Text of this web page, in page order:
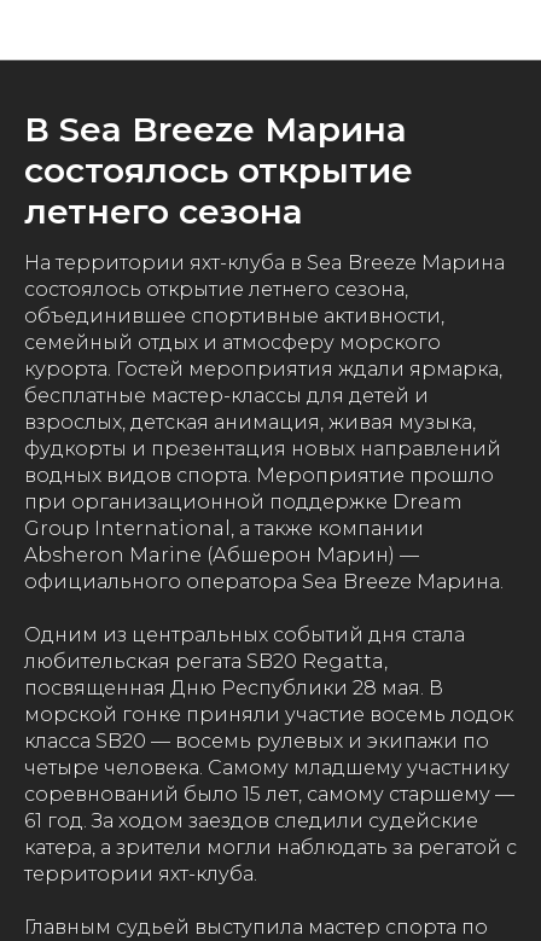
В Sea Breeze Марина
состоялось открытие
летнего сезона
На территории яхт-клуба в Sea Breeze Марина
состоялось открытие летнего сезона,
объединившее спортивные активности,
семейный отдых и атмосферу морского
курорта. Гостей мероприятия ждали ярмарка,
бесплатные мастер-классы для детей и
взрослых, детская анимация, живая музыка,
фудкорты и презентация новых направлений
водных видов спорта. Мероприятие прошло
при организационной поддержке Dream
Group International, а также компании
Absheron Marine (Абшерон Марин) —
официального оператора Sea Breeze Марина.
Одним из центральных событий дня стала
любительская регата SB20 Regatta,
посвященная Дню Республики 28 мая. В
морской гонке приняли участие восемь лодок
класса SB20 — восемь рулевых и экипажи по
четыре человека. Самому младшему участнику
соревнований было 15 лет, самому старшему —
61 год. За ходом заездов следили судейские
катера, а зрители могли наблюдать за регатой с
территории яхт-клуба.
Главным судьей выступила мастер спорта по